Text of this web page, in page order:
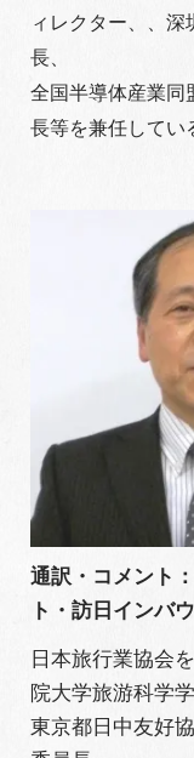
ィレクター、、深
長、
全国半導体産業同
長等を兼任してい
通訳・コメント：
ト・訪日インバ
日本旅行業協会
院大学旅游科学
東京都日中友好